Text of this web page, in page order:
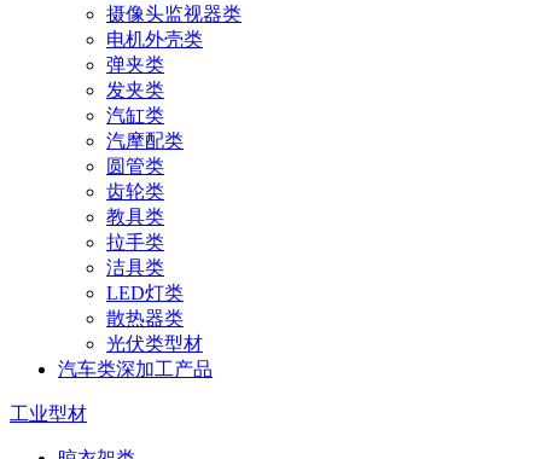
摄像头监视器类
电机外壳类
弹夹类
发夹类
汽缸类
汽摩配类
圆管类
齿轮类
教具类
拉手类
洁具类
LED灯类
散热器类
光伏类型材
汽车类深加工产品
工业型材